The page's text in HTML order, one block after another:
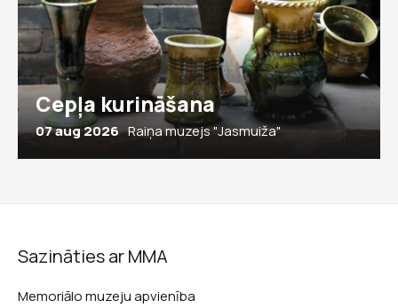
Cepļa kurināšana
07 aug 2026 Raiņa muzejs "Jasmuiža"
Sazināties ar MMA
Memoriālo muzeju apvienība